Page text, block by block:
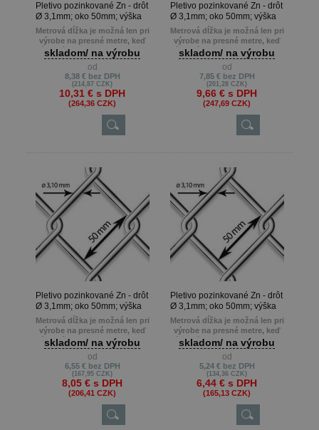
Pletivo pozinkované Zn - drôt
Ø 3,1mm; oko 50mm; výška
160cm
Metrová dĺžka je možná len pri
výrobe na presné metre, keď
zákazník potrebuje napr. 22m ,
13m atď.
Min. odber je 10 m.
skladom/ na výrobu
od
8,38 € bez DPH
(214,87 CZK)
10,31 € s DPH
(264,36 CZK)
Pletivo pozinkované Zn - drôt
Ø 3,1mm; oko 50mm; výška
150cm
Metrová dĺžka je možná len pri
výrobe na presné metre, keď
zákazník potrebuje napr. 22m ,
13m atď.
Min. odber je 10 m.
skladom/ na výrobu
od
7,85 € bez DPH
(201,28 CZK)
9,66 € s DPH
(247,69 CZK)
Pletivo pozinkované Zn - drôt
Ø 3,1mm; oko 50mm; výška
125cm
Metrová dĺžka je možná len pri
výrobe na presné metre, keď
zákazník potrebuje napr. 22m ,
13m atď.
Min. odber je 10 m.
skladom/ na výrobu
od
6,55 € bez DPH
(167,95 CZK)
8,05 € s DPH
(206,41 CZK)
Pletivo pozinkované Zn - drôt
Ø 3,1mm; oko 50mm; výška
100cm
Metrová dĺžka je možná len pri
výrobe na presné metre, keď
zákazník potrebuje napr. 22m ,
13m atď.
Min. odber je 10 m.
skladom/ na výrobu
od
5,24 € bez DPH
(134,36 CZK)
6,44 € s DPH
(165,13 CZK)